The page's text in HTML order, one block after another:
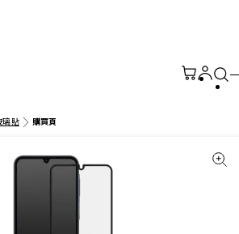
璃貼 購買頁